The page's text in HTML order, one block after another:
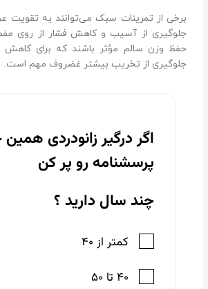
برخی از تمرینات سبک می‌توانند به تقویت
جلوگیری از آسیب و کاهش فشار از روی
حفظ وزن سالم مؤثر باشند که برای کاهش
جلوگیری از تخریب بیشتر غضروف مهم است.